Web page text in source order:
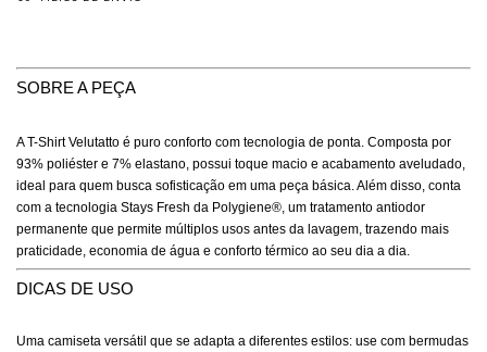
SOBRE A PEÇA
A T-Shirt Velutatto é puro conforto com tecnologia de ponta. Composta por
93% poliéster e 7% elastano, possui toque macio e acabamento aveludado,
ideal para quem busca sofisticação em uma peça básica. Além disso, conta
com a tecnologia Stays Fresh da Polygiene®, um tratamento antiodor
permanente que permite múltiplos usos antes da lavagem, trazendo mais
praticidade, economia de água e conforto térmico ao seu dia a dia.
DICAS DE USO
Uma camiseta versátil que se adapta a diferentes estilos: use com bermudas